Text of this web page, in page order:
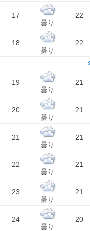
17
曇り
22
18
曇り
22
19
曇り
21
20
曇り
21
21
曇り
21
22
曇り
21
23
曇り
21
24
曇り
20